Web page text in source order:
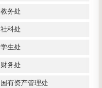
教务处
社科处
学生处
财务处
国有资产管理处